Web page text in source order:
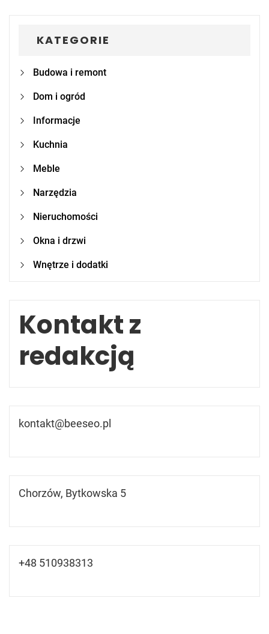
KATEGORIE
Budowa i remont
Dom i ogród
Informacje
Kuchnia
Meble
Narzędzia
Nieruchomości
Okna i drzwi
Wnętrze i dodatki
Kontakt z
redakcją
kontakt@beeseo.pl
Chorzów, Bytkowska 5
+48 510938313